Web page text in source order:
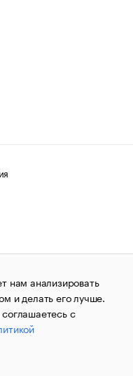
авторских прав
Сообщения
«РБК»
по надзору в сфере
массовых
за номером ИА
«РБК». Отдельные
нам анализировать
и делать его лучше.
с